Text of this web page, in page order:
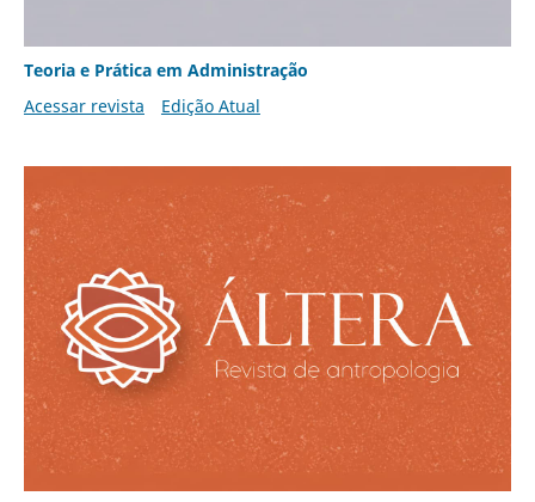
Teoria e Prática em Administração
Acessar revista
Edição Atual